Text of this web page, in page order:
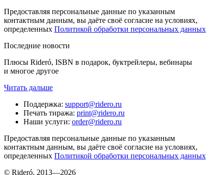
Предоставляя персональные данные по указанным
контактным данным, вы даёте своё согласие на условиях,
определенных Политикой обработки персональных данных
Последние новости
Плюсы Rideró, ISBN в подарок, буктрейлеры, вебинары
и многое другое
Читать дальше
Поддержка: support@ridero.ru
Печать тиража: print@ridero.ru
Наши услуги: order@ridero.ru
Предоставляя персональные данные по указанным
контактным данным, вы даёте своё согласие на условиях,
определенных Политикой обработки персональных данных
© Rideró, 2013—2026